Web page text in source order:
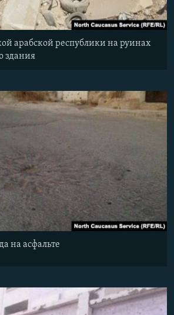
арабской республики на руинах
здания
на асфальте